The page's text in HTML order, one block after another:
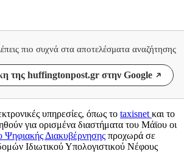
πιο συχνά στα αποτελέσματα αναζήτησης
της huffingtonpost.gr στην Google
υπηρεσίες, όπως το taxisnet και το
για ορισμένα διαστήματα του Μάϊου οι
Ψηφιακής Διακυβέρνησης προχωρά σε
Ιδιωτικού Υπολογιστικού Νέφους